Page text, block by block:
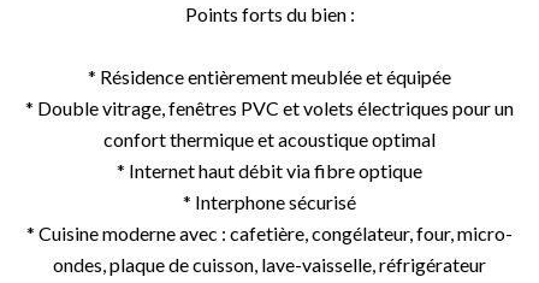
Points forts du bien :
* Résidence entièrement meublée et équipée
* Double vitrage, fenêtres PVC et volets électriques pour un
confort thermique et acoustique optimal
* Internet haut débit via fibre optique
* Interphone sécurisé
* Cuisine moderne avec : cafetière, congélateur, four, micro-
ondes, plaque de cuisson, lave-vaisselle, réfrigérateur